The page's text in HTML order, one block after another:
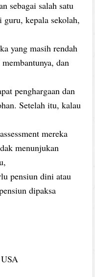
sebagai salah satu
kepala sekolah,
yang masih rendah
dan
penghargaan dan
Setelah itu, kalau
mereka
menunjukan
pensiun dini atau
dipaksa